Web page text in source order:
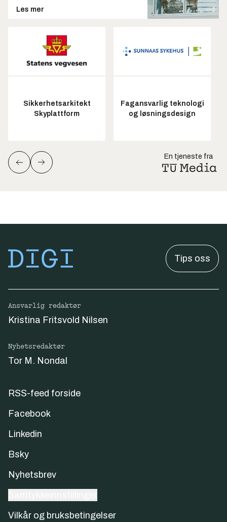
Les mer
Sikkerhetsarkitekt
Skyplattform
Fagansvarlig teknologi
og løsningsdesign
En tjeneste fra
Tips oss
Ansvarlig redaktør
Kristina Fritsvold Nilsen
Nyhetsredaktør
Tor M. Nondal
RSS-feed forside
Facebook
Linkedin
Bsky
Nyhetsbrev
Vilkår og bruksbetingelser